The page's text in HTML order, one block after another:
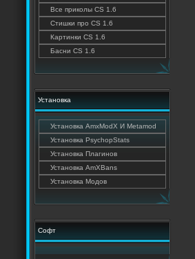
Все приколы CS 1.6
Стишки про CS 1.6
Картинки CS 1.6
Басни CS 1.6
Установка
Установка AmxModX И Metamod
Установка PsychopStats
Установка Плагинов
Установка AmXBans
Установка Модов
Софт